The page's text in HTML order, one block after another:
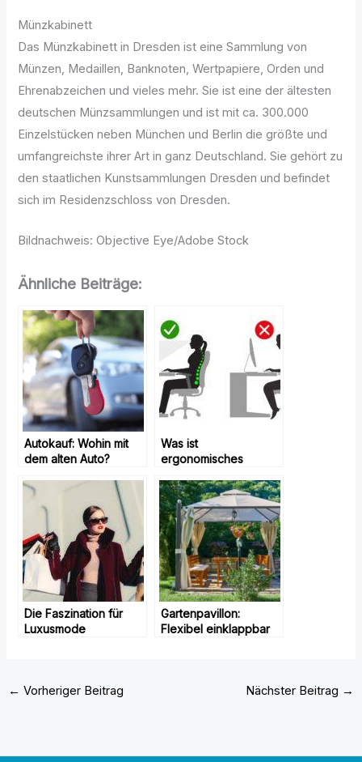
Münzkabinett
Das Münzkabinett in Dresden ist eine Sammlung von
Münzen, Medaillen, Banknoten, Wertpapiere, Orden und
Ehrenabzeichen und vieles mehr. Sie ist eine der ältesten
deutschen Münzsammlungen und ist mit ca. 300.000
Einzelstücken neben München und Berlin die größte und
umfangreichste ihrer Art in ganz Deutschland. Sie gehört zu
den staatlichen Kunstsammlungen Dresden und befindet
sich im Residenzschloss von Dresden.
Bildnachweis: Objective Eye/Adobe Stock
Ähnliche Beiträge:
Autokauf: Wohin mit
dem alten Auto?
Was ist
ergonomisches
erklären es!
Die Faszination für
Luxusmode
Gartenpavillon:
Flexibel einklappbar
← Vorheriger Beitrag Nächster Beitrag →